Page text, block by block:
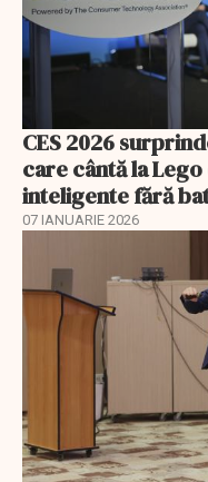
CES 2026
care cântă la
inteligente fără
07 IANUARIE 2026